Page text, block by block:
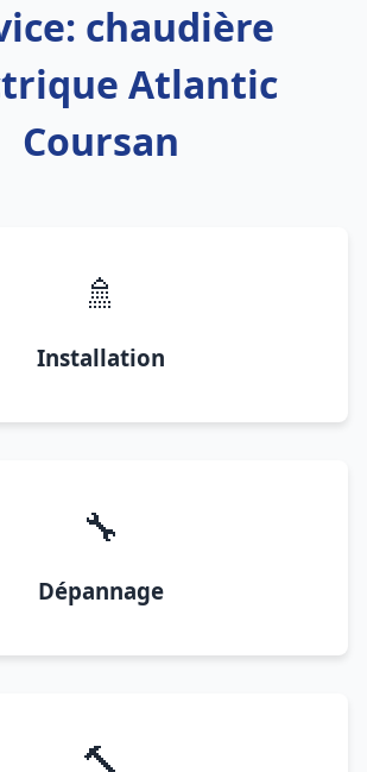
chaudière
Atlantic
Coursan
🚿
Installation
🔧
Dépannage
🔨